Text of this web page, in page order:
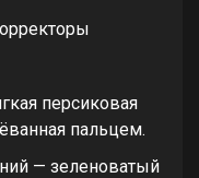
персиковая
пальцем.
— зеленоватый